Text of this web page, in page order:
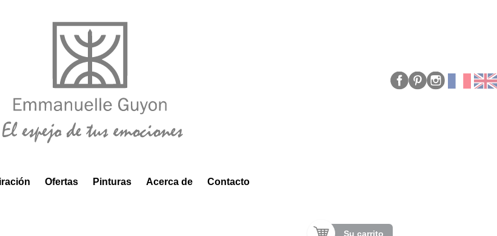
Ofertas Pinturas Acerca de Contacto
Su carrito